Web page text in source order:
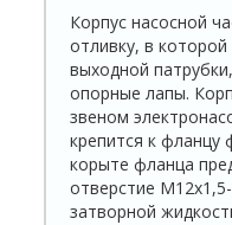
Корпус насосной
отливку, в
выходной
опорные лапы.
звеном
крепится к фланцу
корыте фланца
отверстие
затворной